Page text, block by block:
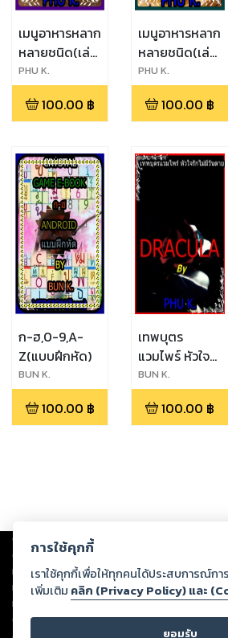
เมนูอาหารหลาก
หลายชนิด(เล่ม
ที่ 5)
PHU K.
100.00 ฿
เมนูอาหารหลาก
หลายชนิด(เล่ม
ที่ 4)
PHU K.
100.00 ฿
ก-ฮ,0-9,A-
Z(แบบฝึกหัด)
BUN K.
100.00 ฿
เทพบุตร
แวมไพร์ หัวใจ
รักไม่มีวันตาย
BUN K.
100.00 ฿
Copyright © 2026
ต่อผลงานหรือเนื้อหาใดที่อัปโหลดผ่านเว็บไซต์และป
ทรัพย์สินทางปัญญาของบุคคลอื่นหรือขัดต่อกฎหมา
ทุกท่านโปรดใช้วิจารณญาณในการกลั่นกรองด้วยตน
หนึ่งส่วนใดขัดต่อกฎหมายและศีลธรรม กรุณาแจ้งมา
ดำเนินการในทันที ทั้งนี้ ทางสตอรี่ล็อกขอสงวนลิ
การใช้คุกกี้
เราใช้คุกกี้เพื่อให้ทุกคนได้ประสบการณ์ก
เพิ่มเติม คลิก (Privacy Policy) และ
ยอมรับ